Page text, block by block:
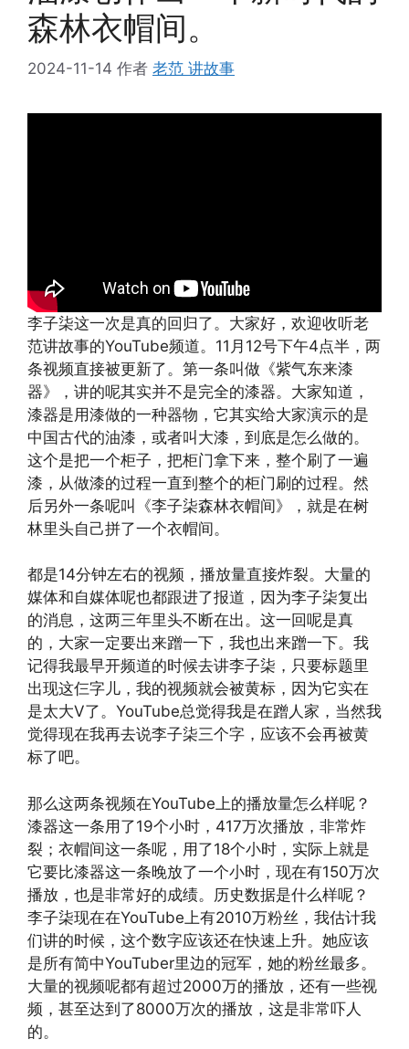
森林衣帽间。
2024-11-14 作者 老范 讲故事
李子柒这一次是真的回归了。大家好，欢迎收听老
范讲故事的YouTube频道。11月12号下午4点半，两
条视频直接被更新了。第一条叫做《紫气东来漆
器》，讲的呢其实并不是完全的漆器。大家知道，
漆器是用漆做的一种器物，它其实给大家演示的是
中国古代的油漆，或者叫大漆，到底是怎么做的。
这个是把一个柜子，把柜门拿下来，整个刷了一遍
漆，从做漆的过程一直到整个的柜门刷的过程。然
后另外一条呢叫《李子柒森林衣帽间》，就是在树
林里头自己拼了一个衣帽间。
都是14分钟左右的视频，播放量直接炸裂。大量的
媒体和自媒体呢也都跟进了报道，因为李子柒复出
的消息，这两三年里头不断在出。这一回呢是真
的，大家一定要出来蹭一下，我也出来蹭一下。我
记得我最早开频道的时候去讲李子柒，只要标题里
出现这仨字儿，我的视频就会被黄标，因为它实在
是太大V了。YouTube总觉得我是在蹭人家，当然我
觉得现在我再去说李子柒三个字，应该不会再被黄
标了吧。
那么这两条视频在YouTube上的播放量怎么样呢？
漆器这一条用了19个小时，417万次播放，非常炸
裂；衣帽间这一条呢，用了18个小时，实际上就是
它要比漆器这一条晚放了一个小时，现在有150万次
播放，也是非常好的成绩。历史数据是什么样呢？
李子柒现在在YouTube上有2010万粉丝，我估计我
们讲的时候，这个数字应该还在快速上升。她应该
是所有简中YouTuber里边的冠军，她的粉丝最多。
大量的视频呢都有超过2000万的播放，还有一些视
频，甚至达到了8000万次的播放，这是非常吓人
的。